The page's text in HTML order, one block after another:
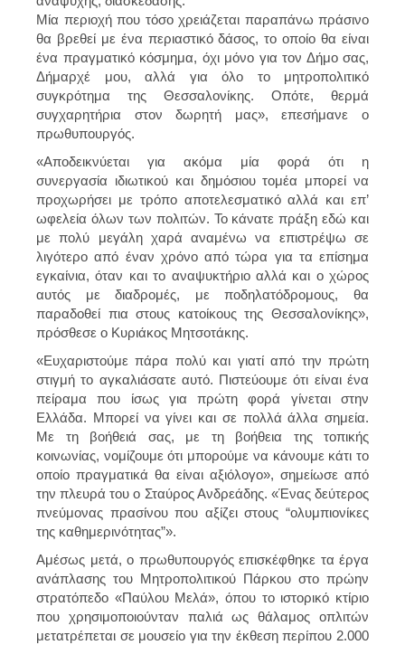
Μία περιοχή που τόσο χρειάζεται παραπάνω πράσινο
θα βρεθεί με ένα περιαστικό δάσος, το οποίο θα είναι
ένα πραγματικό κόσμημα, όχι μόνο για τον Δήμο σας,
Δήμαρχέ μου, αλλά για όλο το μητροπολιτικό
συγκρότημα της Θεσσαλονίκης. Οπότε, θερμά
συγχαρητήρια στον δωρητή μας», επεσήμανε ο
πρωθυπουργός.
«Αποδεικνύεται για ακόμα μία φορά ότι η
συνεργασία ιδιωτικού και δημόσιου τομέα μπορεί να
προχωρήσει με τρόπο αποτελεσματικό αλλά και επ’
ωφελεία όλων των πολιτών. Το κάνατε πράξη εδώ και
με πολύ μεγάλη χαρά αναμένω να επιστρέψω σε
λιγότερο από έναν χρόνο από τώρα για τα επίσημα
εγκαίνια, όταν και το αναψυκτήριο αλλά και ο χώρος
αυτός με διαδρομές, με ποδηλατόδρομους, θα
παραδοθεί πια στους κατοίκους της Θεσσαλονίκης»,
πρόσθεσε ο Κυριάκος Μητσοτάκης.
«Ευχαριστούμε πάρα πολύ και γιατί από την πρώτη
στιγμή το αγκαλιάσατε αυτό. Πιστεύουμε ότι είναι ένα
πείραμα που ίσως για πρώτη φορά γίνεται στην
Ελλάδα. Μπορεί να γίνει και σε πολλά άλλα σημεία.
Με τη βοήθειά σας, με τη βοήθεια της τοπικής
κοινωνίας, νομίζουμε ότι μπορούμε να κάνουμε κάτι το
οποίο πραγματικά θα είναι αξιόλογο», σημείωσε από
την πλευρά του o Σταύρος Ανδρεάδης. «Ένας δεύτερος
πνεύμονας πρασίνου που αξίζει στους “ολυμπιονίκες
της καθημερινότητας”».
Αμέσως μετά, ο πρωθυπουργός επισκέφθηκε τα έργα
ανάπλασης του Μητροπολιτικού Πάρκου στο πρώην
στρατόπεδο «Παύλου Μελά», όπου το ιστορικό κτίριο
που χρησιμοποιούνταν παλιά ως θάλαμος οπλιτών
μετατρέπεται σε μουσείο για την έκθεση περίπου 2.000